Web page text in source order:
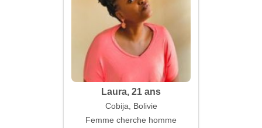
Laura, 21 ans
Cobija, Bolivie
Femme cherche homme